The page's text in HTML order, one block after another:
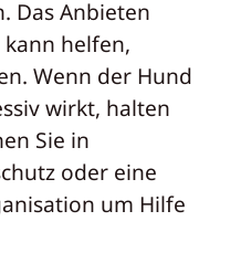
Das Anbieten
kann helfen,
Wenn der Hund
wirkt, halten
Sie in
oder eine
um Hilfe